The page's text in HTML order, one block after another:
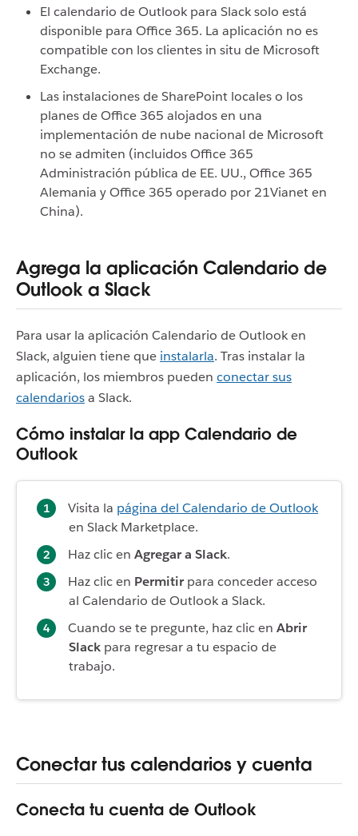
El calendario de Outlook para Slack solo está
disponible para Office 365. La aplicación no es
compatible con los clientes in situ de Microsoft
Exchange.
Las instalaciones de SharePoint locales o los
planes de Office 365 alojados en una
implementación de nube nacional de Microsoft
no se admiten (incluidos Office 365
Administración pública de EE. UU., Office 365
Alemania y Office 365 operado por 21Vianet en
China).
Agrega la aplicación Calendario de
Outlook a Slack
Para usar la aplicación Calendario de Outlook en
Slack, alguien tiene que instalarla. Tras instalar la
aplicación, los miembros pueden conectar sus
calendariosa Slack.
Cómo instalar la app Calendario de
Outlook
Visita la página del Calendario de Outlook
en Slack Marketplace.
Haz clic en Agregar a Slack.
Haz clic en Permitirpara conceder acceso
al Calendario de Outlook a Slack.
Cuando se te pregunte, haz clic en Abrir
Slack para regresar a tu espacio de
trabajo.
Conectar tus calendarios y cuenta
Conecta tu cuenta de Outlook